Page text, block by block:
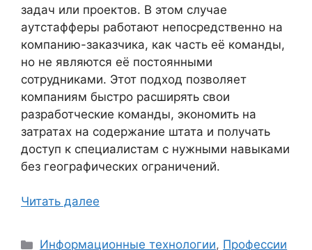
задач или проектов. В этом случае
аутстафферы работают непосредственно на
компанию-заказчика, как часть её команды,
но не являются её постоянными
сотрудниками. Этот подход позволяет
компаниям быстро расширять свои
разработческие команды, экономить на
затратах на содержание штата и получать
доступ к специалистам с нужными навыками
без географических ограничений.
Читать далее
Рубрики
Информационные технологии, Профессии